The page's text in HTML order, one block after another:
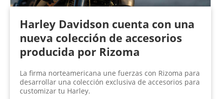
Harley Davidson cuenta con una
nueva colección de accesorios
producida por Rizoma
La firma norteamericana une fuerzas con Rizoma para
desarrollar una colección exclusiva de accesorios para
customizar tu Harley.